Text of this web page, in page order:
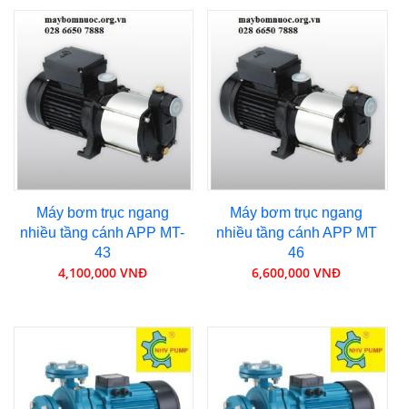
Máy bơm trục ngang
nhiều tầng cánh APP MT-
43
4,100,000 VNĐ
Máy bơm trục ngang
nhiều tầng cánh APP MT
46
6,600,000 VNĐ